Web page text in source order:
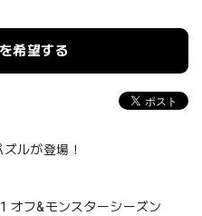
希望する
ルが登場！
オフ&モンスターシーズン